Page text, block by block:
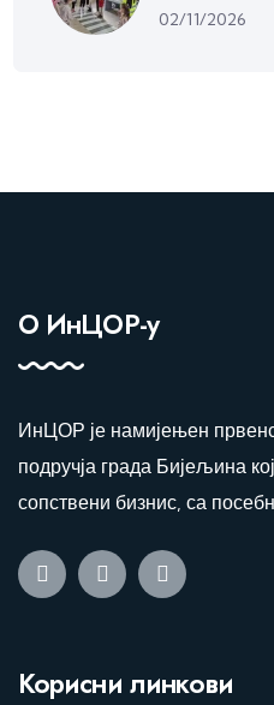
02/11/2026
О ИнЦОР-у
ИнЦОР је намијењен
подручја града Бијељина
сопствени бизнис, са
Корисни линкови